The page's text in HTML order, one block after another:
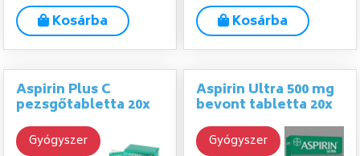
Kosárba Kosárba
Aspirin Plus C
pezsgőtabletta 20x
Gyógyszer
Aspirin Ultra 500 mg
bevont tabletta 20x
Gyógyszer